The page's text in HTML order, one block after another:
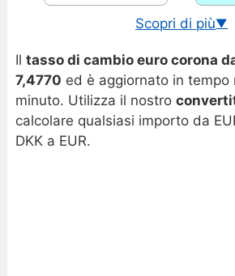
Scopri di più▼
Cambio USD/DKK in
Storico tassi EUR/
Grafico euro corona
Il tasso di cambio euro corona
7,4770 ed è aggiornato in tempo
minuto. Utilizza il nostro
calcolare qualsiasi importo da
DKK a EUR.